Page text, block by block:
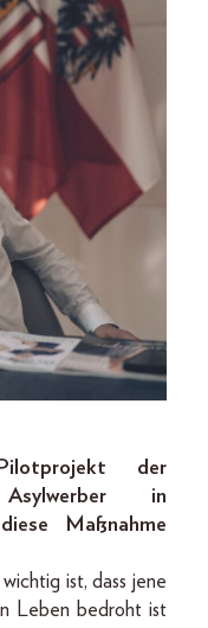
der
in
Maßnahme
ist, dass jene
Leben bedroht ist